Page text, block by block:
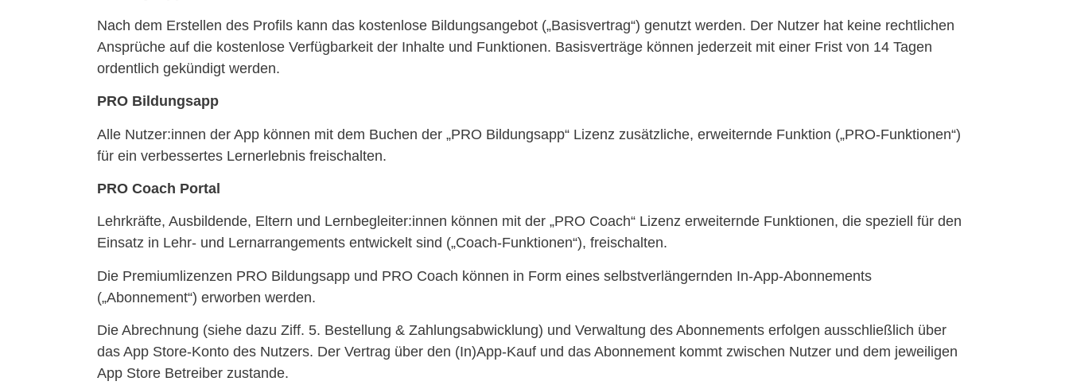
Nach dem Erstellen des Profils kann das kostenlose Bildungsangebot („Basisvertrag“) genutzt werden. Der Nutzer hat keine rechtlichen
Ansprüche auf die kostenlose Verfügbarkeit der Inhalte und Funktionen. Basisverträge können jederzeit mit einer Frist von 14 Tagen
ordentlich gekündigt werden.
PRO Bildungsapp
Alle Nutzer:innen der App können mit dem Buchen der „PRO Bildungsapp“ Lizenz zusätzliche, erweiternde Funktion („PRO-Funktionen“)
für ein verbessertes Lernerlebnis freischalten.
PRO Coach Portal
Lehrkräfte, Ausbildende, Eltern und Lernbegleiter:innen können mit der „PRO Coach“ Lizenz erweiternde Funktionen, die speziell für den
Einsatz in Lehr- und Lernarrangements entwickelt sind („Coach-Funktionen“), freischalten.
Die Premiumlizenzen PRO Bildungsapp und PRO Coach können in Form eines selbstverlängernden In-App-Abonnements
(„Abonnement“) erworben werden.
Die Abrechnung (siehe dazu Ziff. 5. Bestellung & Zahlungsabwicklung) und Verwaltung des Abonnements erfolgen ausschließlich über
das App Store-Konto des Nutzers. Der Vertrag über den (In)App-Kauf und das Abonnement kommt zwischen Nutzer und dem jeweiligen
App Store Betreiber zustande.